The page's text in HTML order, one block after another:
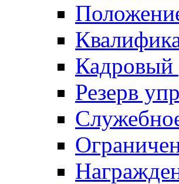
Кадровый
Резерв